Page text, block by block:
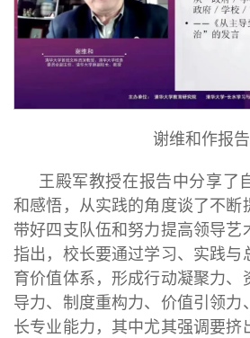
谢维和作报告
王殿军教授在报告中分享了
和感悟，从实践的角度谈了不断
带好四支队伍和努力提高领导艺
指出，校长要通过学习、实践与
育价值体系，形成行动凝聚力、
导力、制度重构力、价值引领力
长专业能力，其中尤其强调要挤